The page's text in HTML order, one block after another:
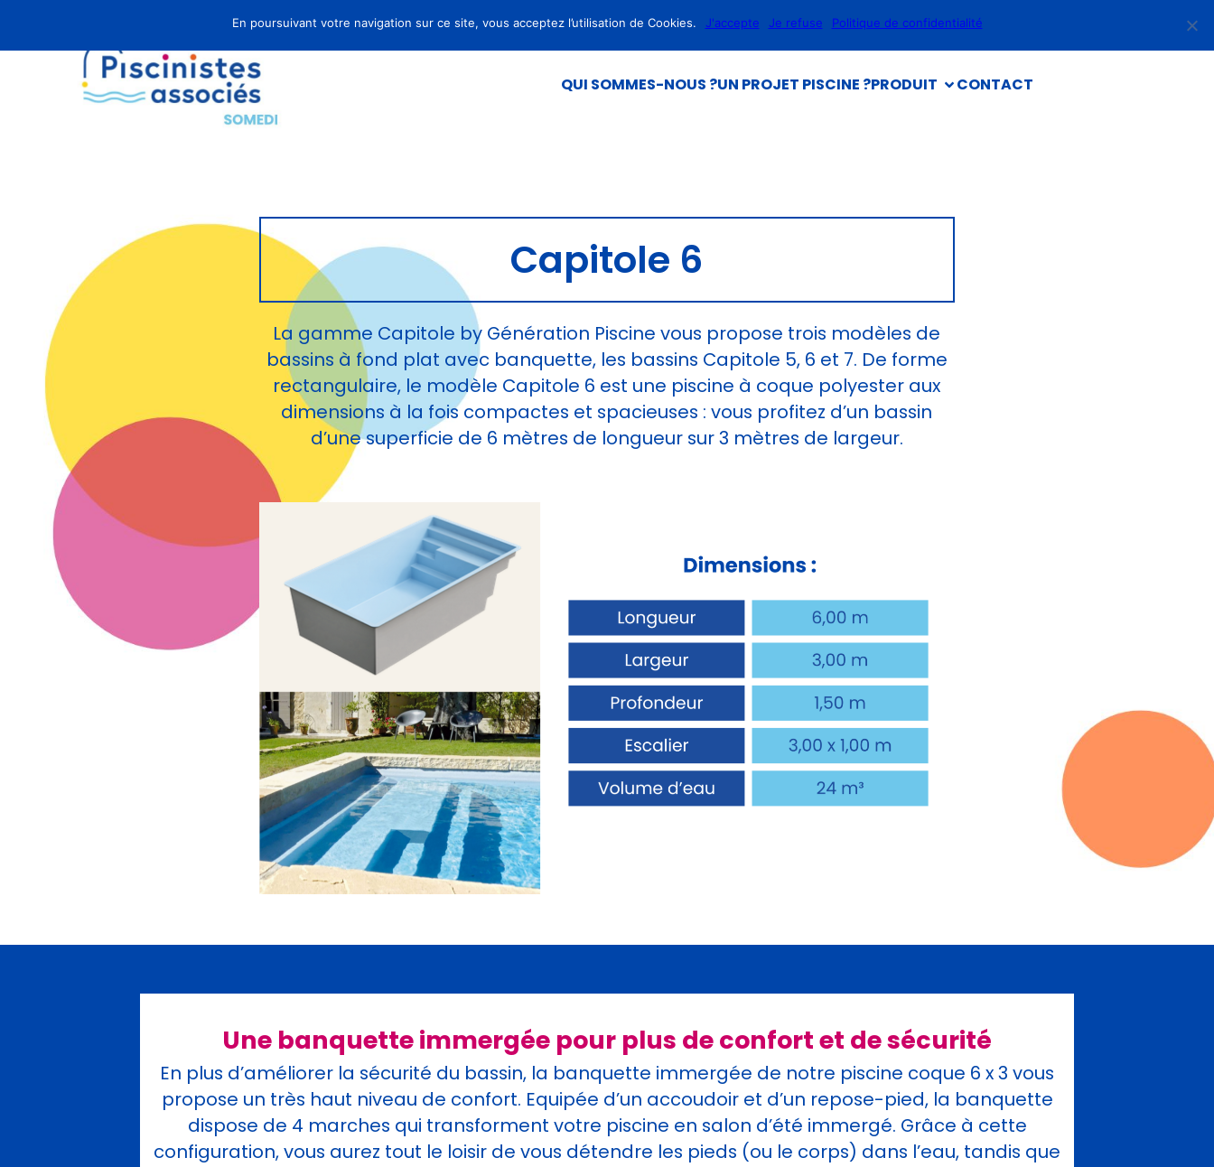
QUI SOMMES-NOUS ?UN PROJET PISCINE ?PRODUIT CONTACT
Capitole 6
La gamme Capitole by Génération Piscine vous propose trois modèles de
bassins à fond plat avec banquette, les bassins Capitole 5, 6 et 7. De forme
rectangulaire, le modèle Capitole 6 est une piscine à coque polyester aux
dimensions à la fois compactes et spacieuses : vous profitez d’un bassin
d’une superficie de 6 mètres de longueur sur 3 mètres de largeur.
Une banquette immergée pour plus de confort et de sécurité
En plus d’améliorer la sécurité du bassin, la banquette immergée de notre piscine coque 6 x 3 vous
propose un très haut niveau de confort. Equipée d’un accoudoir et d’un repose-pied, la banquette
dispose de 4 marches qui transforment votre piscine en salon d’été immergé. Grâce à cette
configuration, vous aurez tout le loisir de vous détendre les pieds (ou le corps) dans l’eau, tandis que
En poursuivant votre navigation sur ce site, vous acceptez l’utilisation de Cookies. J'accepte Je refuse Politique de confidentialité